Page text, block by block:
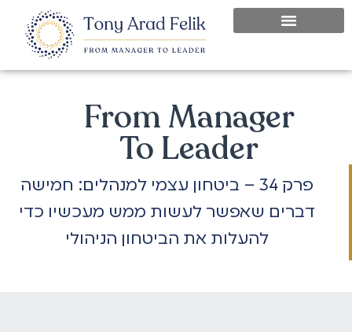
From Manager
To Leader
פרק 34 – ביטחון עצמי למנהלים: חמישה
דברים שאפשר לעשות ממש מעכשיו כדי
להעלות את הביטחון הניהולי